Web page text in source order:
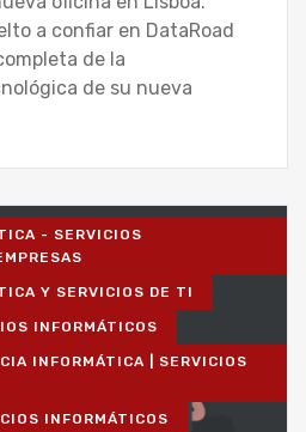
a confiar en DataRoad
de la
de su nueva
- SERVICIOS
Y SERVICIOS DE TI
INFORMÁTICOS
INFORMÁTICA | SERVICIOS
INFORMÁTICOS